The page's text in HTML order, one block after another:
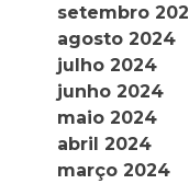
setembro
agosto 2024
julho 2024
junho 2024
maio 2024
abril 2024
março 2024